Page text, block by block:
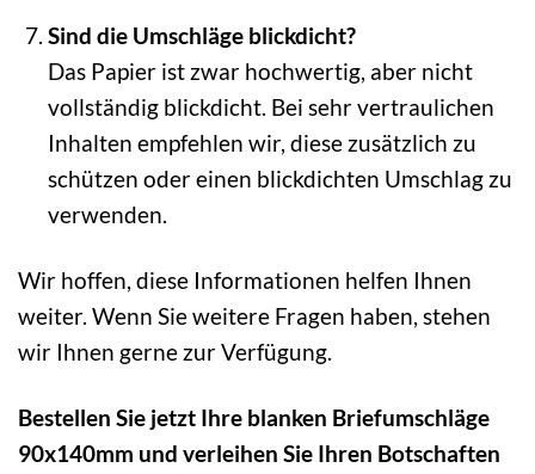
Sind die Umschläge blickdicht?
Das Papier ist zwar hochwertig, aber nicht
vollständig blickdicht. Bei sehr vertraulichen
Inhalten empfehlen wir, diese zusätzlich zu
schützen oder einen blickdichten Umschlag zu
verwenden.
Wir hoffen, diese Informationen helfen Ihnen
weiter. Wenn Sie weitere Fragen haben, stehen
wir Ihnen gerne zur Verfügung.
Bestellen Sie jetzt Ihre blanken Briefumschläge
90x140mm und verleihen Sie Ihren Botschaften